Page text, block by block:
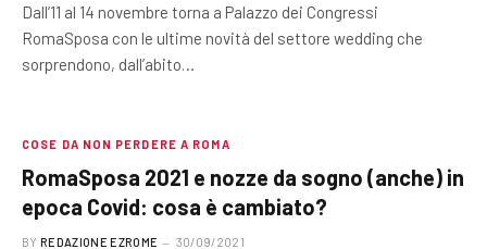
Dall’11 al 14 novembre torna a Palazzo dei Congressi
RomaSposa con le ultime novità del settore wedding che
sorprendono, dall’abito…
COSE DA NON PERDERE A ROMA
RomaSposa 2021 e nozze da sogno (anche) in
epoca Covid: cosa è cambiato?
BY REDAZIONE EZROME 30/09/2021